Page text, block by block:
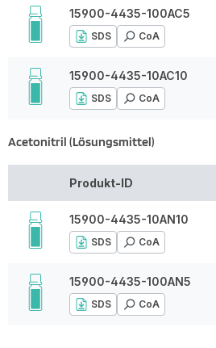
15900-4435-100AC5
SDS CoA
15900-4435-10AC10
SDS CoA
Acetonitril (Lösungsmittel)
Produkt-ID
15900-4435-10AN10
SDS CoA
15900-4435-100AN5
SDS CoA